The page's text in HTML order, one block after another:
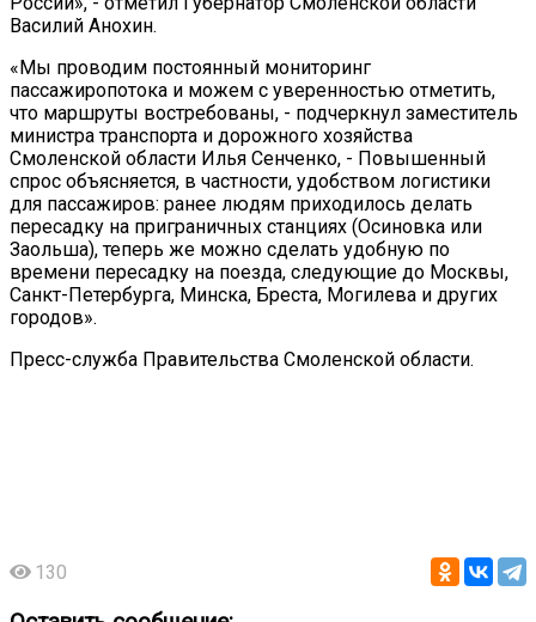
Василий Анохин.
«Мы проводим постоянный мониторинг
пассажиропотока и можем с уверенностью отметить,
что маршруты востребованы, - подчеркнул заместитель
министра транспорта и дорожного хозяйства
Смоленской области Илья Сенченко, - Повышенный
спрос объясняется, в частности, удобством логистики
для пассажиров: ранее людям приходилось делать
пересадку на приграничных станциях (Осиновка или
Заольша), теперь же можно сделать удобную по
времени пересадку на поезда, следующие до Москвы,
Санкт-Петербурга, Минска, Бреста, Могилева и других
городов».
Пресс-служба Правительства Смоленской области.
130